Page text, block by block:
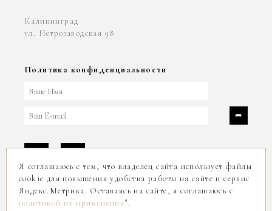
Калининград
ул. Петрозаводская 98
Политика конфиденциальности
2004-2026
Я соглашаюсь с тем, что владелец сайта использует файлы
cookie для повышения удобства работы на сайте и сервис
Яндекс.Метрика. Оставаясь на сайте, я соглашаюсь с
политикой их применения".